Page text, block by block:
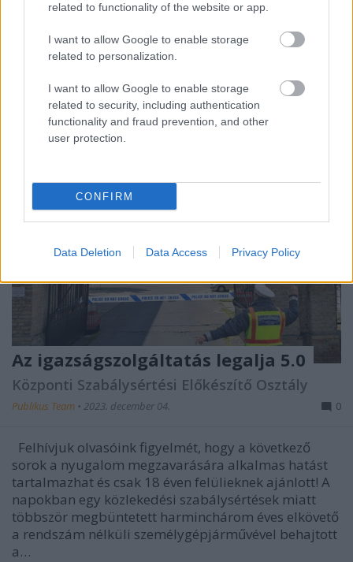
related to functionality of the website or app.
I want to allow Google to enable storage
related to personalization.
I want to allow Google to enable storage
related to security, including authentication
functionality and fraud prevention, and other
user protection.
CONFIRM
Data Deletion Data Access Privacy Policy
elég szegényes hatáskörrel rendelkezik, ami már az
elismertségén is megmutatkozott. Jobbat viszont
nem tudnak előkapni a varázskalapból. De akkor
valójában kinek a kezében lehet Budapesten a valódi
Az igazságszolgáltatás legalja 5.0
Központi Szabálysértési Előkészítő Osztály
Publikus Team • 2023. december 04. 0
Felhívjuk olvasóink figyelmét, hogy a következő
sorok a nyugalom megzavarására alkalmas hatást
tartalmazhat és csak 18 éven felülieknek ajánlott! A
napokban egy közlekedési szabálysértések miatt
többször megbüntetett harminchárom éves elkövető
a rendszám nélküli személygépjárművével behajtott
a…